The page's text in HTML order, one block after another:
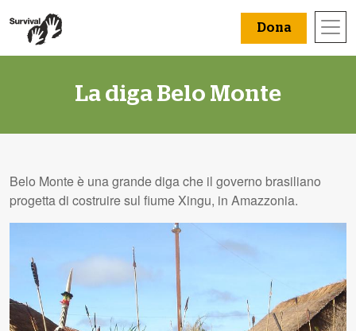
Dona
La diga Belo Monte
Belo Monte è una grande diga che il governo brasiliano
progetta di costruire sul fiume Xingu, in Amazzonia.